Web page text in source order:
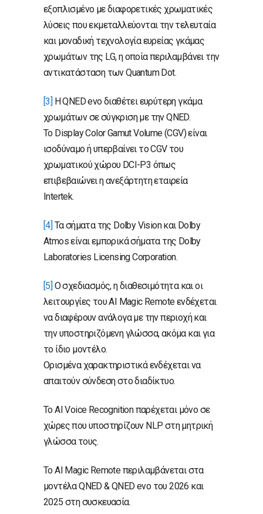
εξοπλισμένο με διαφορετικές χρωματικές
λύσεις που εκμεταλλεύονται την τελευταία
και μοναδική τεχνολογία ευρείας γκάμας
χρωμάτων της LG, η οποία περιλαμβάνει την
αντικατάσταση των Quantum Dot.
[3] Η QNED evo διαθέτει ευρύτερη γκάμα
χρωμάτων σε σύγκριση με την QNED.
Το Display Color Gamut Volume (CGV) είναι
ισοδύναμο ή υπερβαίνει το CGV του
χρωματικού χώρου DCI-P3 όπως
επιβεβαιώνει η ανεξάρτητη εταιρεία
Intertek.
[4] Τα σήματα της Dolby Vision και Dolby
Atmos είναι εμπορικά σήματα της Dolby
Laboratories Licensing Corporation.
[5] Ο σχεδιασμός, η διαθεσιμότητα και οι
λειτουργίες του AI Magic Remote ενδέχεται
να διαφέρουν ανάλογα με την περιοχή και
την υποστηριζόμενη γλώσσα, ακόμα και για
το ίδιο μοντέλο.
Ορισμένα χαρακτηριστικά ενδέχεται να
απαιτούν σύνδεση στο διαδίκτυο.
Το AI Voice Recognition παρέχεται μόνο σε
χώρες που υποστηρίζουν NLP στη μητρική
γλώσσα τους.
Το AI Magic Remote περιλαμβάνεται στα
μοντέλα QNED & QNED evo του 2026 και
2025 στη συσκευασία.